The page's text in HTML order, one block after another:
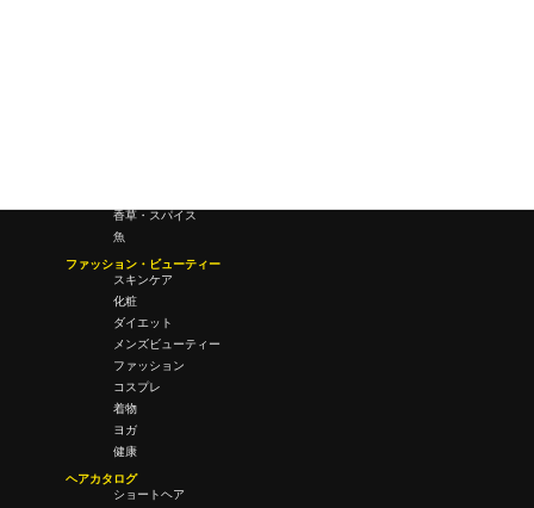
香草・スパイス
魚
ファッション・ビューティー
スキンケア
化粧
ダイエット
メンズビューティー
ファッション
コスプレ
着物
ヨガ
健康
ヘアカタログ
ショートヘア